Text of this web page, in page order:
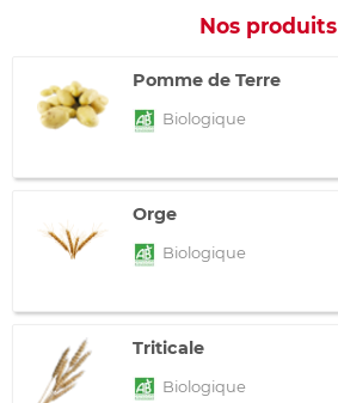
Nos produits
Pomme de Terre
Biologique
Orge
Biologique
Triticale
Biologique